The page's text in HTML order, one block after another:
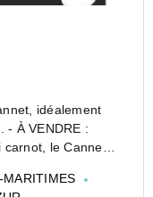
idéalement
- À VENDRE :
carnot, le Cannet.
(06110). Ce...
MARITIMES